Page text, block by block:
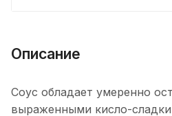
Описание
Соус обладает умеренно
выраженными кисло-